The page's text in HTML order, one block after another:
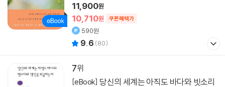
10,710원 쿠폰혜택가
11,900원
590원
9.6 (80)
7
[eBook]